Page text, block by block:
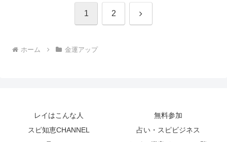
1 2 次
ホーム 金運アップ
レイはこんな人
無料参加
スピ知恵CHANNEL
占い・スピビジネス